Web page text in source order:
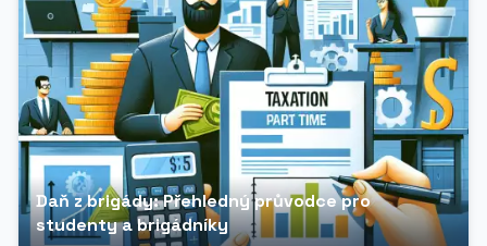
Daň z brigády: Přehledný průvodce pro
studenty a brigádníky